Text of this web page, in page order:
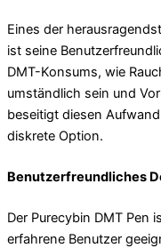
Eines der
ist seine
DMT-Konsums, wie
umständlich sein und
beseitigt diesen
diskrete Option.
Benutzerfreundliches
Der Purecybin DMT Pen
erfahrene Benutzer